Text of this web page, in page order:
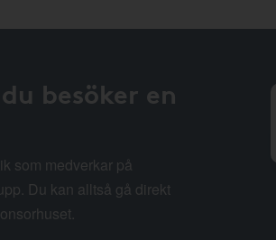
besöker en
som medverkar på
Du kan alltså gå direkt